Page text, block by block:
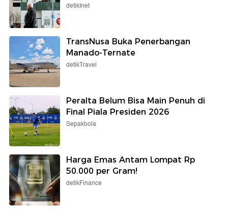
detikInet
TransNusa Buka Penerbangan
Manado-Ternate
detikTravel
Peralta Belum Bisa Main Penuh di
Final Piala Presiden 2026
Sepakbola
Harga Emas Antam Lompat Rp
50.000 per Gram!
detikFinance